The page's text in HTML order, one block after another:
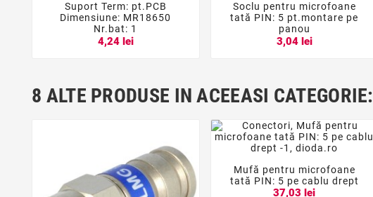
  
Suport Term: pt.PCB
Dimensiune: MR18650
Nr.bat: 1
4,24 lei
  
Soclu pentru microfoane
tată PIN: 5 pt.montare pe
panou
3,04 lei
8 ALTE PRODUSE IN ACEEASI CATEGORIE:
  
Mufă pentru microfoane
tată PIN: 5 pe cablu drept
37,03 lei